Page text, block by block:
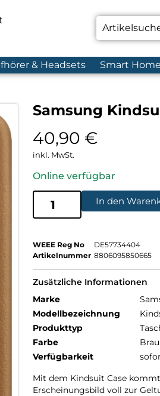
& Headsets Smart
Samsung
40,90 €
inkl. MwSt.
Online verfügbar
In den
WEEE Reg No
DE57734404
Artikelnummer 8806095850665
Zusätzliche Informationen
Marke
Modellbezeichnung
Produkttyp
Farbe
Verfügbarkeit
Mit dem Kindsuit Case
Erscheinungsbild voll zur